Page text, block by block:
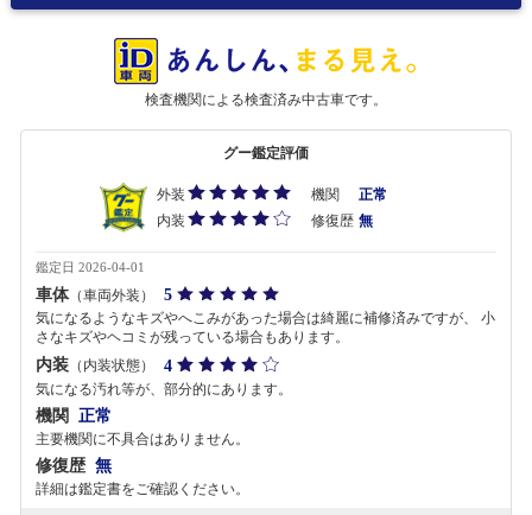
検査機関による検査済み中古車です。
グー鑑定評価
外装 機関
正常
内装
修復歴 無
鑑定日 2026-04-01
車体（車両外装） 5
気になるようなキズやへこみがあった場合は綺麗に補修済みですが、 小
さなキズやヘコミが残っている場合もあります。
内装 （内装状態） 4
気になる汚れ等が、部分的にあります。
機関 正常
主要機関に不具合はありません。
修復歴 無
詳細は鑑定書をご確認ください。